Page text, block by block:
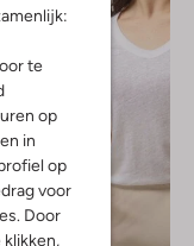
te
op
in
op
voor
Door